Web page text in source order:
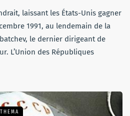
laissant les États-Unis gagner
1991, au lendemain de la
le dernier dirigeant de
L’Union des Républiques